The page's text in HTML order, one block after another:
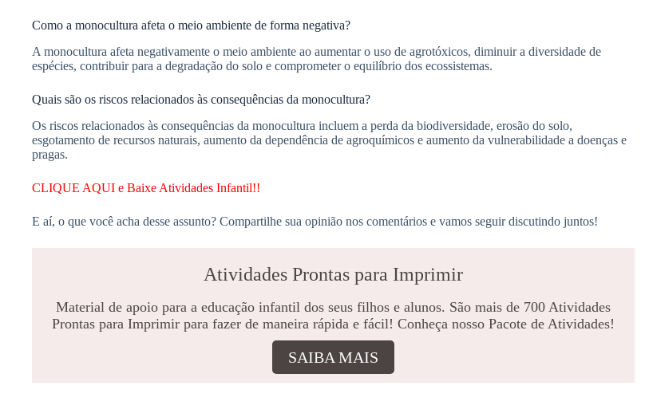
Como a monocultura afeta o meio ambiente de forma negativa?
A monocultura afeta negativamente o meio ambiente ao aumentar o uso de agrotóxicos, diminuir a diversidade de
espécies, contribuir para a degradação do solo e comprometer o equilíbrio dos ecossistemas.
Quais são os riscos relacionados às consequências da monocultura?
Os riscos relacionados às consequências da monocultura incluem a perda da biodiversidade, erosão do solo,
esgotamento de recursos naturais, aumento da dependência de agroquímicos e aumento da vulnerabilidade a doenças e
pragas.
CLIQUE AQUI e Baixe Atividades Infantil!!
E aí, o que você acha desse assunto? Compartilhe sua opinião nos comentários e vamos seguir discutindo juntos!
Atividades Prontas para Imprimir
Material de apoio para a educação infantil dos seus filhos e alunos. São mais de 700 Atividades
Prontas para Imprimir para fazer de maneira rápida e fácil! Conheça nosso Pacote de Atividades!
SAIBA MAIS